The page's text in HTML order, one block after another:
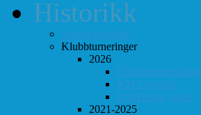
Historikk
Vinner-oversikt
Klubbturneringer
2026
Klubbmesterskapet
KM Lynsjakk
Lyn/Hurtig våren
2021-2025